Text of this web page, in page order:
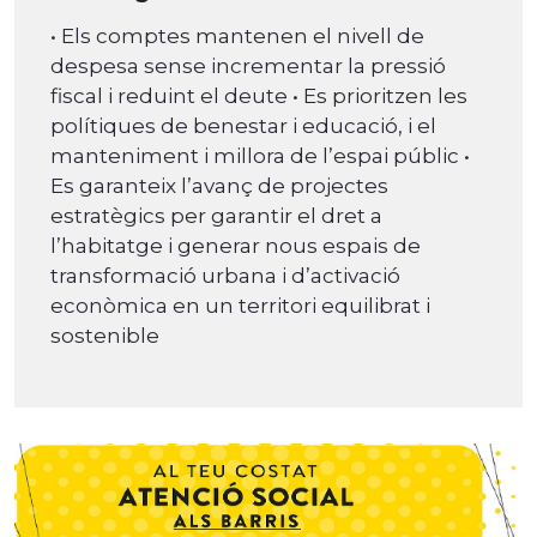
• Els comptes mantenen el nivell de
despesa sense incrementar la pressió
fiscal i reduint el deute • Es prioritzen les
polítiques de benestar i educació, i el
manteniment i millora de l’espai públic •
Es garanteix l’avanç de projectes
estratègics per garantir el dret a
l’habitatge i generar nous espais de
transformació urbana i d’activació
econòmica en un territori equilibrat i
sostenible